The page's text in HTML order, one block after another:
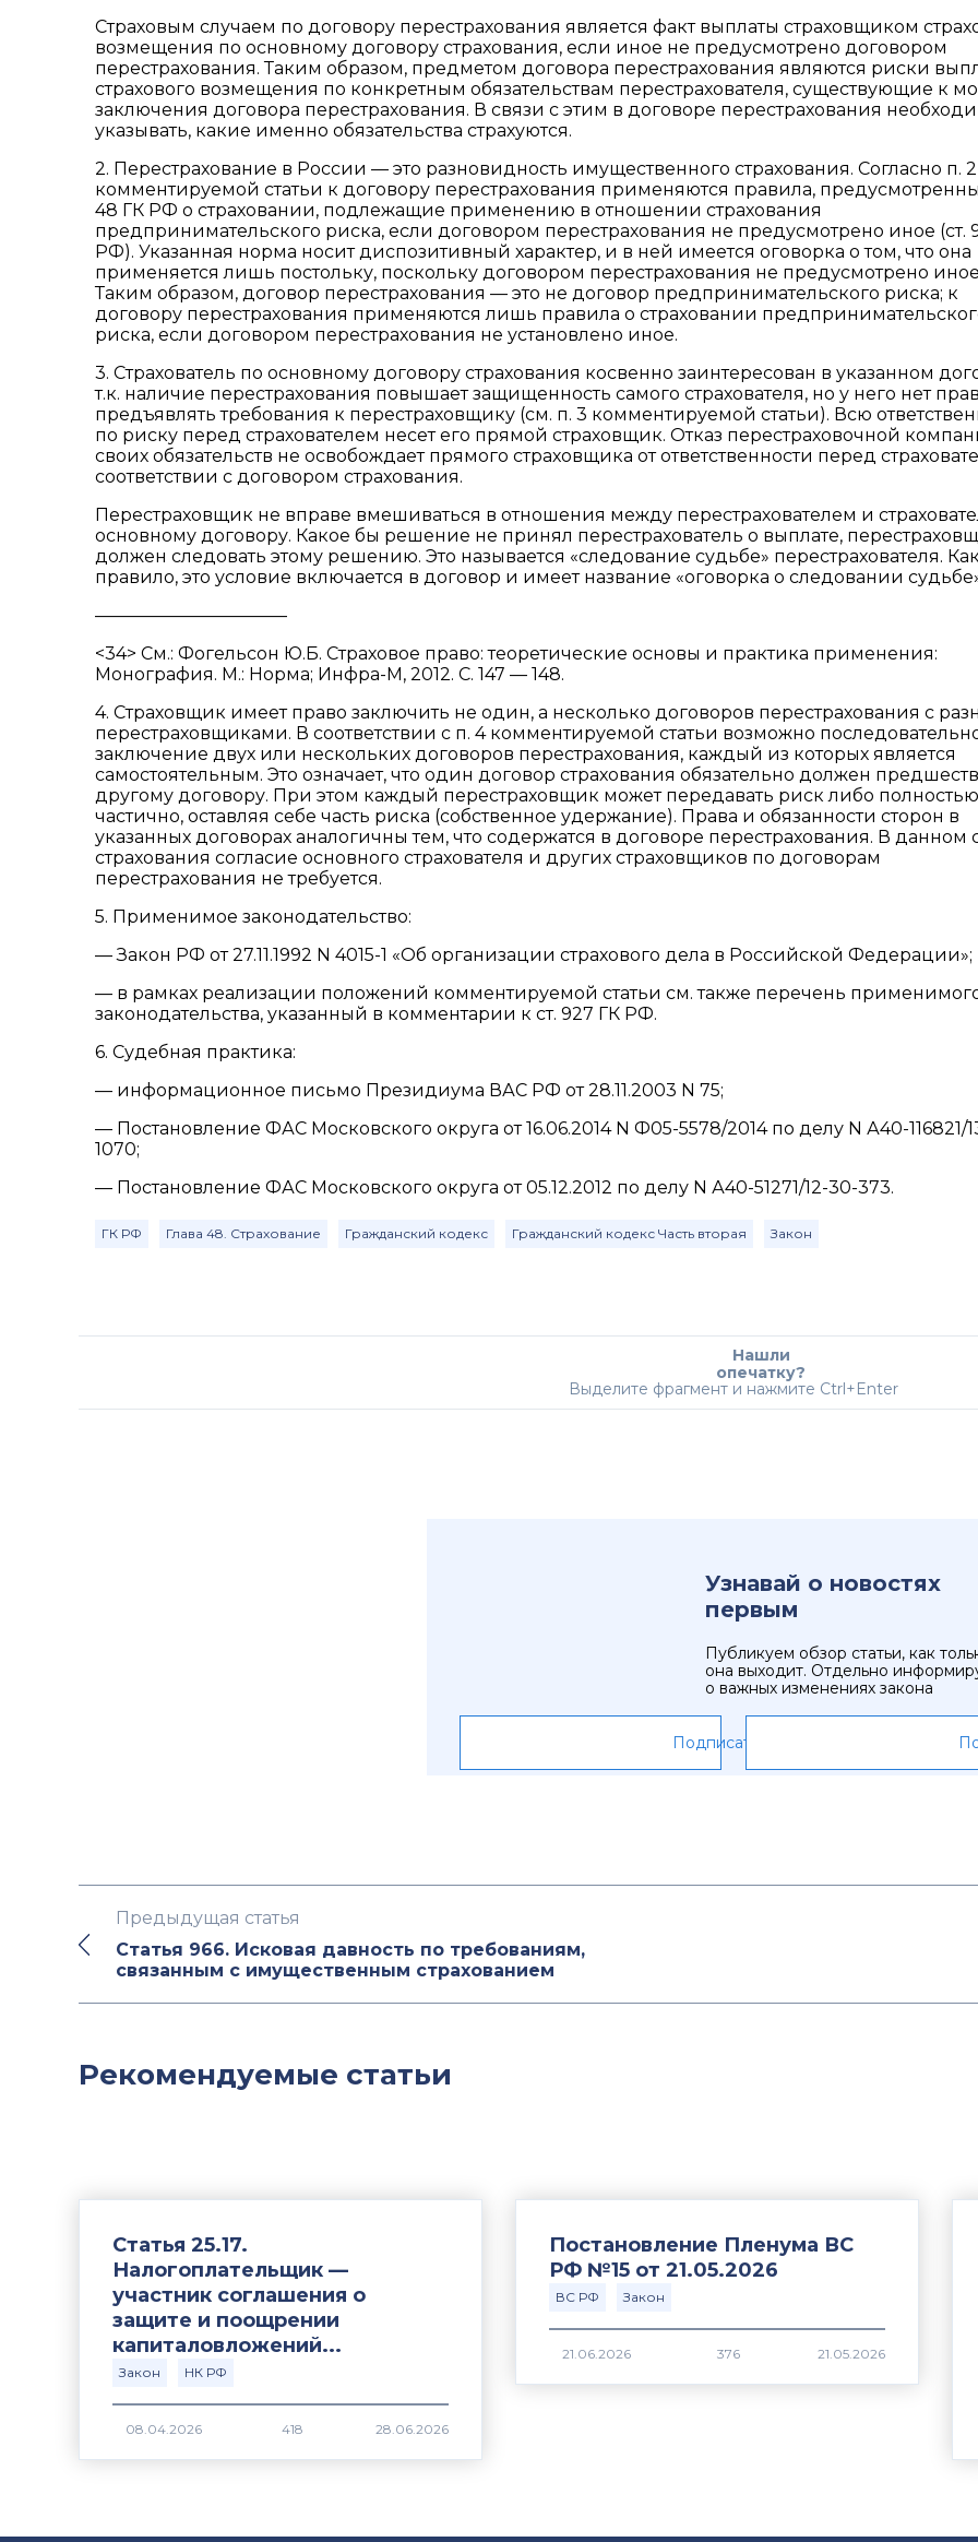
Страховым случаем по договору перестрахования является факт выплаты страховщиком
возмещения по основному договору страхования, если иное не предусмотрено договором
перестрахования. Таким образом, предметом договора перестрахования являются риски
страхового возмещения по конкретным обязательствам перестрахователя, существующие к
заключения договора перестрахования. В связи с этим в договоре перестрахования
указывать, какие именно обязательства страхуются.
2. Перестрахование в России — это разновидность имущественного страхования. Согласно п. 2
комментируемой статьи к договору перестрахования применяются правила,
48 ГК РФ о страховании, подлежащие применению в отношении страхования
предпринимательского риска, если договором перестрахования не предусмотрено иное (ст.
РФ). Указанная норма носит диспозитивный характер, и в ней имеется оговорка о том, что она
применяется лишь постольку, поскольку договором перестрахования не предусмотрено
Таким образом, договор перестрахования — это не договор предпринимательского риска; к
договору перестрахования применяются лишь правила о страховании
риска, если договором перестрахования не установлено иное.
3. Страхователь по основному договору страхования косвенно заинтересован в указанном
т.к. наличие перестрахования повышает защищенность самого страхователя, но у него нет
предъявлять требования к перестраховщику (см. п. 3 комментируемой статьи). Всю
по риску перед страхователем несет его прямой страховщик. Отказ перестраховочной
своих обязательств не освобождает прямого страховщика от ответственности перед
соответствии с договором страхования.
Перестраховщик не вправе вмешиваться в отношения между перестрахователем и
основному договору. Какое бы решение не принял перестрахователь о выплате,
должен следовать этому решению. Это называется «следование судьбе» перестрахователя.
правило, это условие включается в договор и имеет название «оговорка о следовании
———————————
<34> См.: Фогельсон Ю.Б. Страховое право: теоретические основы и практика применения:
Монография. М.: Норма; Инфра-М, 2012. С. 147 — 148.
4. Страховщик имеет право заключить не один, а несколько договоров перестрахования с
перестраховщиками. В соответствии с п. 4 комментируемой статьи возможно
заключение двух или нескольких договоров перестрахования, каждый из которых является
самостоятельным. Это означает, что один договор страхования обязательно должен
другому договору. При этом каждый перестраховщик может передавать риск либо
частично, оставляя себе часть риска (собственное удержание). Права и обязанности сторон в
указанных договорах аналогичны тем, что содержатся в договоре перестрахования. В данном
страхования согласие основного страхователя и других страховщиков по договорам
перестрахования не требуется.
5. Применимое законодательство:
— Закон РФ от 27.11.1992 N 4015-1 «Об организации страхового дела в Российской Федерации»;
— в рамках реализации положений комментируемой статьи см. также перечень
законодательства, указанный в комментарии к ст. 927 ГК РФ.
6. Судебная практика:
— информационное письмо Президиума ВАС РФ от 28.11.2003 N 75;
— Постановление ФАС Московского округа от 16.06.2014 N Ф05-5578/2014 по делу N А40-116821/
1070;
— Постановление ФАС Московского округа от 05.12.2012 по делу N А40-51271/12-30-373.
ГК РФ Глава 48. Страхование Гражданский кодекс Гражданский кодекс Часть вторая Закон
Нашли
опечатку?
Выделите фрагмент и нажмите Ctrl+Enter
Узнавай о новостях
первым
Публикуем обзор статьи, как
она выходит. Отдельно
о важных изменениях закона
Подписаться
Предыдущая статья
Статья 966. Исковая давность по требованиям,
связанным с имущественным страхованием
Рекомендуемые статьи
Статья 25.17.
Налогоплательщик —
участник соглашения о
защите и поощрении
капиталовложений...
Закон НК РФ
418
Постановление Пленума ВС
РФ №15 от 21.05.2026
ВС РФ Закон
376